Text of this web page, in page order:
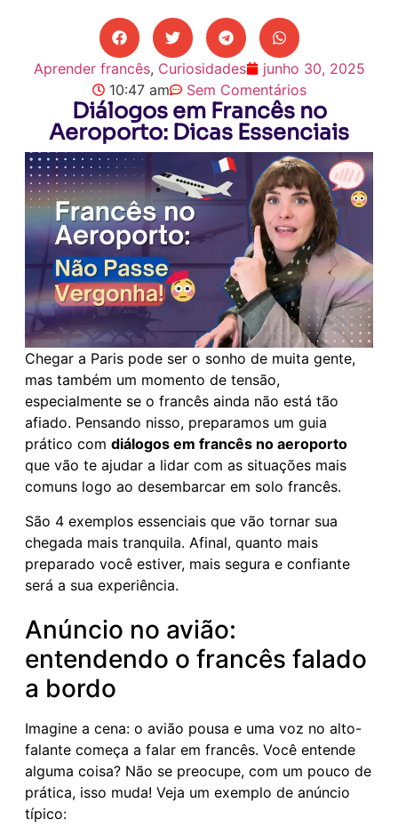
Aprender francês, Curiosidades
junho 30, 2025
10:47 am
Sem Comentários
Diálogos em Francês no
Aeroporto: Dicas Essenciais
Chegar a Paris pode ser o sonho de muita gente,
mas também um momento de tensão,
especialmente se o francês ainda não está tão
afiado. Pensando nisso, preparamos um guia
prático com diálogos em francês no aeroporto
que vão te ajudar a lidar com as situações mais
comuns logo ao desembarcar em solo francês.
São 4 exemplos essenciais que vão tornar sua
chegada mais tranquila. Afinal, quanto mais
preparado você estiver, mais segura e confiante
será a sua experiência.
Anúncio no avião:
entendendo o francês falado
a bordo
Imagine a cena: o avião pousa e uma voz no alto-
falante começa a falar em francês. Você entende
alguma coisa? Não se preocupe, com um pouco de
prática, isso muda! Veja um exemplo de anúncio
típico: